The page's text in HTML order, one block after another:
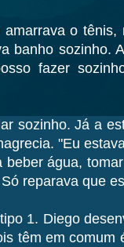
o
banho sozinho.
fazer
sozinho. Já a
"Eu
água,
reparava que
1. Diego
têm em comum